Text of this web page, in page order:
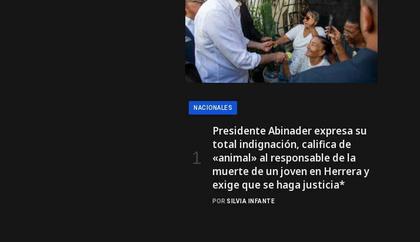
NACIONALES
Presidente Abinader expresa su
total indignación, califica de
«animal» al responsable de la
muerte de un joven en Herrera y
exige que se haga justicia*
POR SILVIA INFANTE